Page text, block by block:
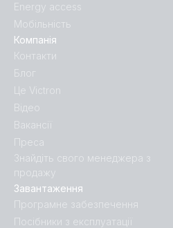
SmartShunt 500A-50mV IP65.PT02
SmartShunt 500A-50mV IP65.PT03
SmartShunt 500A-50mV IP65.PT04
SmartShunt 500A-50mV IP65.PT05
SmartShunt 500A-50mV IP65.PT06
SmartShunt 500A-50mV IP65.PT07
Завантаження
Програмне забезпечення
Посібники з експлуатації
Energy access
Мобільність
Компанія
Контакти
Блог
Це Victron
Відео
Вакансії
Преса
Знайдіть свого менеджера з
продажу